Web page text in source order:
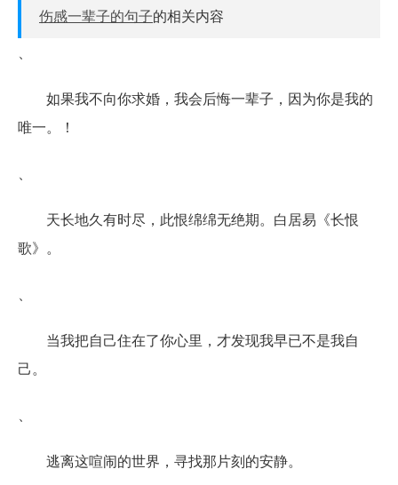
伤感一辈子的句子的相关内容
如果我不向你求婚，我会后悔一辈子，因为你是我的
唯一。！
天长地久有时尽，此恨绵绵无绝期。白居易《长恨
歌》。
当我把自己住在了你心里，才发现我早已不是我自
己。
逃离这喧闹的世界，寻找那片刻的安静。